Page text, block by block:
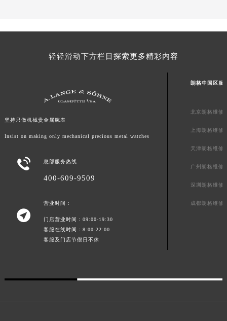
轻轻滑动下方栏目探索更多精彩内容
坚持只做机械贵金属腕表
Insist on making only mechanical precious metal watches
 总部服务热线
400-609-9509

营业时间：
门店营业时间：09:00-19:30
客服在线时间：8:00-22:00
客服及门店节假日不休
朗格中国区服
北京朗格维修
上海朗格维修
天津朗格维修
广州朗格维修
深圳朗格维修
成都朗格维修